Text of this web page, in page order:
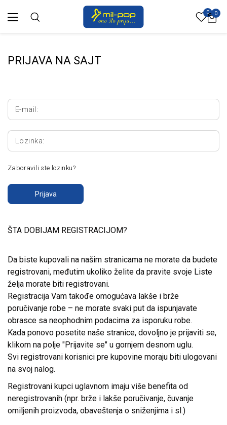
0 0
PRIJAVA NA SAJT
E-mail:
Lozinka:
Zaboravili ste lozinku?
Prijava
ŠTA DOBIJAM REGISTRACIJOM?
Da biste kupovali na našim stranicama ne morate da budete
registrovani, međutim ukoliko želite da pravite svoje Liste
želja morate biti registrovani.
Registracija Vam takođe omogućava lakše i brže
poručivanje robe – ne morate svaki put da ispunjavate
obrasce sa neophodnim podacima za isporuku robe.
Kada ponovo posetite naše stranice, dovoljno je prijaviti se,
klikom na polje "Prijavite se" u gornjem desnom uglu.
Svi registrovani korisnici pre kupovine moraju biti ulogovani
na svoj nalog.
Registrovani kupci uglavnom imaju više benefita od
neregistrovanih (npr. brže i lakše poručivanje, čuvanje
omiljenih proizvoda, obaveštenja o sniženjima i sl.)